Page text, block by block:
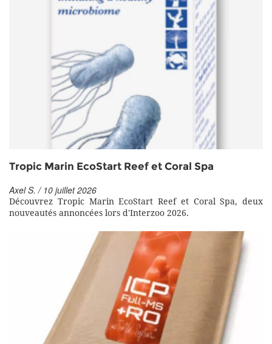
Tropic Marin EcoStart Reef et Coral Spa
Axel S. / 10 juillet 2026
Découvrez Tropic Marin EcoStart Reef et Coral Spa, deux
nouveautés annoncées lors d'Interzoo 2026.